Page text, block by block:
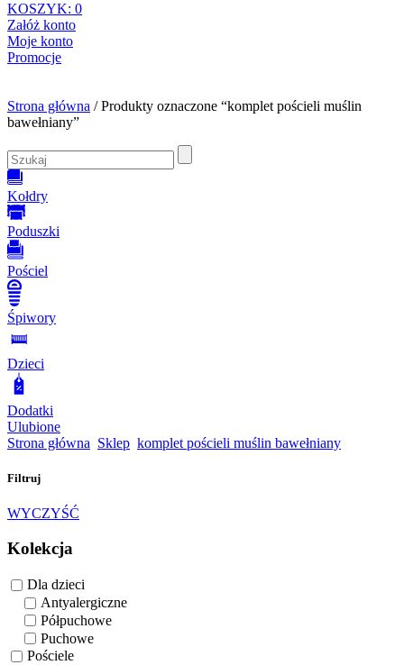
KOSZYK: 0
Załóż konto
Moje konto
Promocje
Strona główna / Produkty oznaczone “komplet pościeli muślin
bawełniany”
Kołdry
Poduszki
Pościel
Śpiwory
Dzieci
Dodatki
Ulubione
Strona główna Sklep komplet pościeli muślin bawełniany
Filtruj
WYCZYŚĆ
Kolekcja
Dla dzieci
Antyalergiczne
Półpuchowe
Puchowe
Pościele